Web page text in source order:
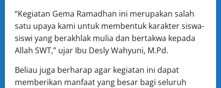
“Kegiatan Gema Ramadhan ini merupakan salah
satu upaya kami untuk membentuk karakter siswa-
siswi yang berakhlak mulia dan bertakwa kepada
Allah SWT,” ujar Ibu Desly Wahyuni, M.Pd.
Beliau juga berharap agar kegiatan ini dapat
memberikan manfaat yang besar bagi seluruh